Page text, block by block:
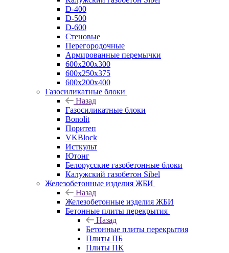
D-400
D-500
D-600
Стеновые
Перегородочные
Армированные перемычки
600х200х300
600х250х375
600х200х400
Газосиликатные блоки
Назад
Газосиликатные блоки
Bonolit
Поритеп
VKBlock
Исткульт
Ютонг
Белорусские газобетонные блоки
Калужский газобетон Sibel
Железобетонные изделия ЖБИ
Назад
Железобетонные изделия ЖБИ
Бетонные плиты перекрытия
Назад
Бетонные плиты перекрытия
Плиты ПБ
Плиты ПК